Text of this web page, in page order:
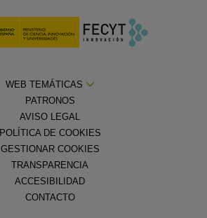
WEB TEMÁTICAS
PATRONOS
AVISO LEGAL
POLÍTICA DE COOKIES
GESTIONAR COOKIES
TRANSPARENCIA
ACCESIBILIDAD
CONTACTO